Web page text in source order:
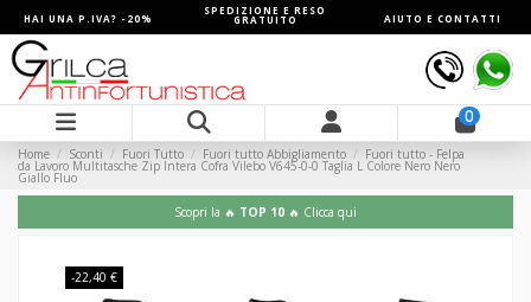
HAI UNA P.IVA? -20%
SPEDIZIONE E RESO
GRATUITO AIUTO E CONTATTI
0
Home Sconti Fuori Tutto Fuori tutto Abbigliamento Fuori tutto - Felpa
da Lavoro Multitasche Zip Intera Cofra Vilebo V645-0-0 Taglia L Colore Nero Nero
Giallo Fluo
Scopri la 🔥 TOP 10 🔥 Clicca qui
-22,40 €